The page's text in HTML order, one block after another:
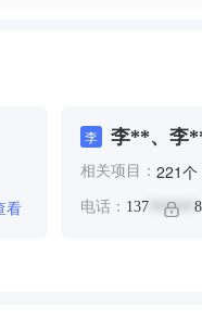
看
李 李**、李
相关项目： 221个
电话： 137 ******